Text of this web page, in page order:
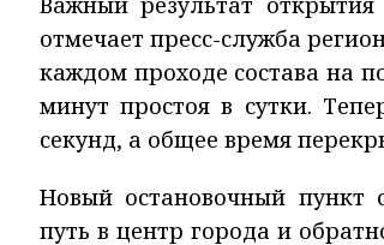
отмечает пресс-служба
каждом проходе состава на
минут простоя в сутки.
секунд, а общее время
Новый остановочный пункт
путь в центр города и